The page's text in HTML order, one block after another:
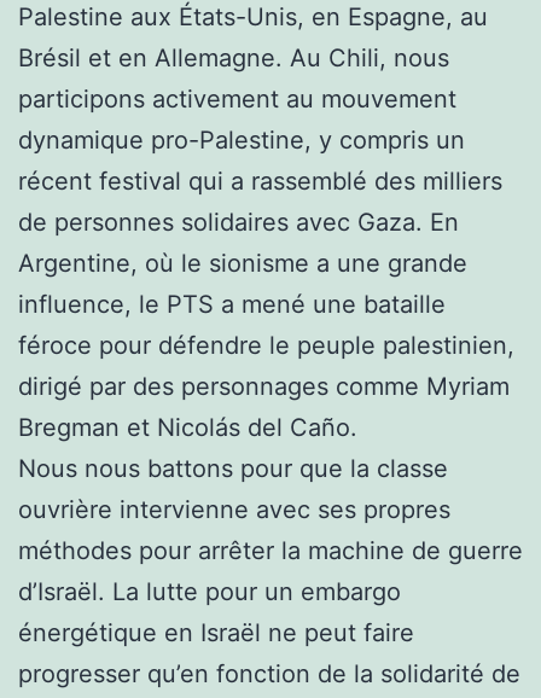
Palestine aux États-Unis, en Espagne, au
Brésil et en Allemagne. Au Chili, nous
participons activement au mouvement
dynamique pro-Palestine, y compris un
récent festival qui a rassemblé des milliers
de personnes solidaires avec Gaza. En
Argentine, où le sionisme a une grande
influence, le PTS a mené une bataille
féroce pour défendre le peuple palestinien,
dirigé par des personnages comme Myriam
Bregman et Nicolás del Caño.
Nous nous battons pour que la classe
ouvrière intervienne avec ses propres
méthodes pour arrêter la machine de guerre
d’Israël. La lutte pour un embargo
énergétique en Israël ne peut faire
progresser qu’en fonction de la solidarité de